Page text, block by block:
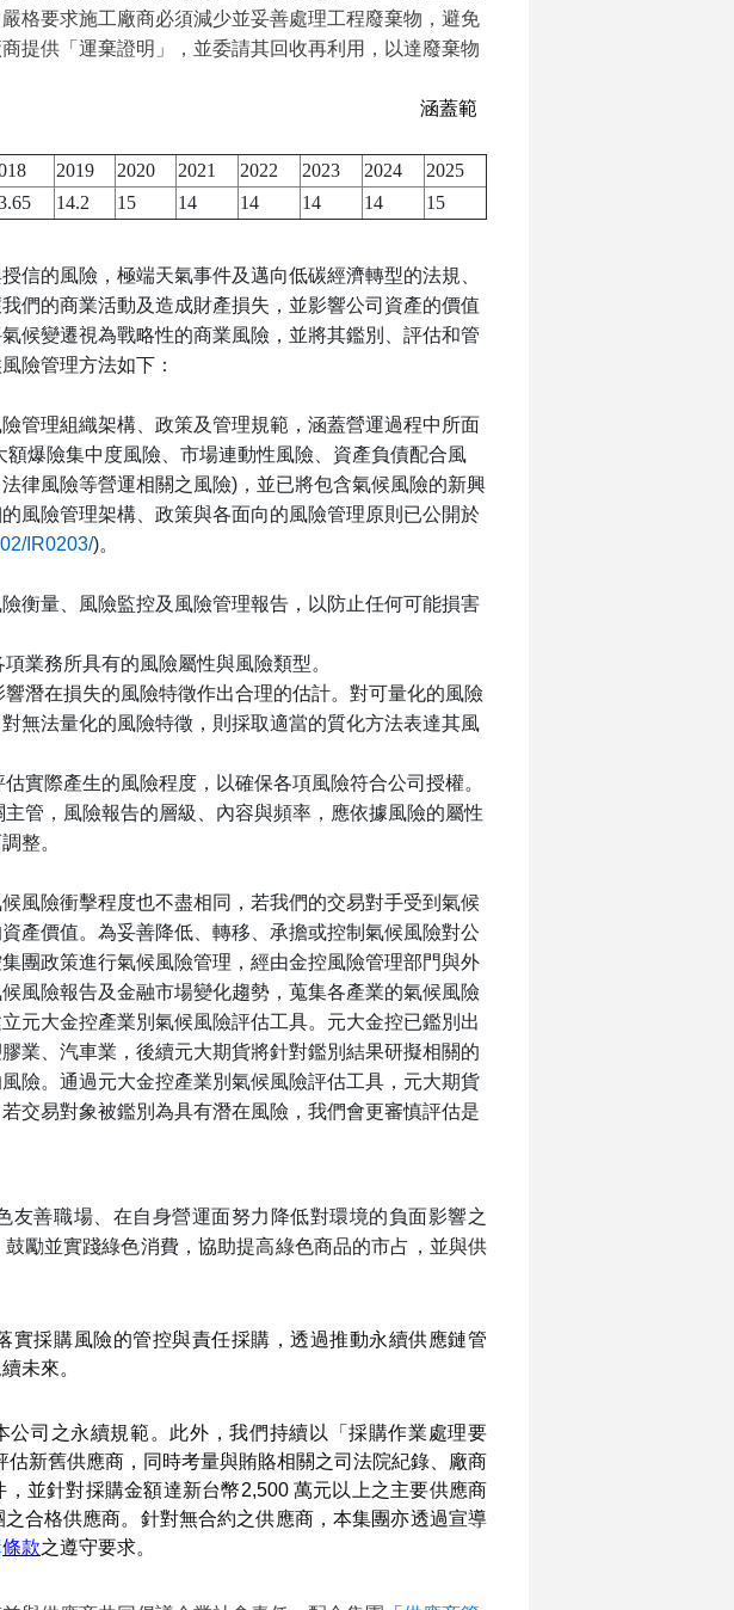
格要求施工廠商必須減少並妥善處理工程廢棄物，避免
提供「運棄證明」，並委請其回收再利用，以達廢棄物
蓋範
2019 2020 2021 2022 2023 2024
2025
14.2 15 14 14 14 14 15
信的風險，極端天氣事件及邁向低碳經濟轉型的法規、
們的商業活動及造成財產損失，並影響公司資產的價值
候變遷視為戰略性的商業風險，並將其鑑別、評估和管
險管理方法如下：
管理組織架構、政策及管理規範，涵蓋營運過程中所面
爆險集中度風險、市場連動性風險、資產負債配合風
律風險等營運相關之風險) ，並已將包含氣候風險的新興
風險管理架構、政策與各面向的風險管理原則已公開於
IR0203/)。
衡量、風險監控及風險管理報告，以防止任何可能損害
業務所具有的風險屬性與風險類型。
潛在損失的風險特徵作出合理的估計。對可量化的風險
無法量化的風險特徵，則採取適當的質化方法表達其風
實際產生的風險程度，以確保各項風險符合公司授權。
管，風險報告的層級、內容與頻率，應依據風險的屬性
整。
風險衝擊程度也不盡相同，若我們的交易對手受到氣候
產價值。為妥善降低、轉移、承擔或控制氣候風險對公
團政策進行氣候風險管理，經由金控風險管理部門與外
風險報告及金融市場變化趨勢，蒐集各產業的氣候風險
元大金控產業別氣候風險評估工具。元大金控已鑑別出
業、汽車業，後續元大期貨將針對鑑別結果研擬相關的
險。通過元大金控產業別氣候風險評估工具，元大期貨
交易對象被鑑別為具有潛在風險，我們會更審慎評估是
友善職場、在自身營運面努力降低對環境的負面影響之
勵並實踐綠色消費，協助提高綠色商品的市占，並與供
實採購風險的管控與責任採購，透過推動永續供應鏈管
未來。
公司之永續規範。此外，我們持續以「採購作業處理要
新舊供應商，同時考量與賄賂相關之司法院紀錄、廠商
並針對採購金額達新台幣2,500 萬元以上之主要供應商
合格供應商。針對無合約之供應商，本集團亦透過宣導
條款之遵守要求。